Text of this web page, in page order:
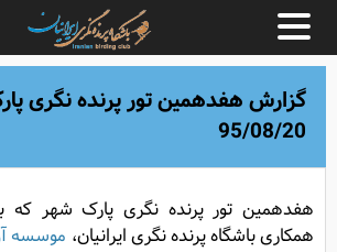
گزارش هفدهمین تور پرنده نگری
95/08/20
هفدهمین تور پرنده نگری پارک شهر که
همکاری باشگاه پرنده نگری ایرانیان، موسسه